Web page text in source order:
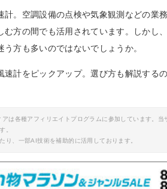
計。空調設備の点検や気象観測などの業
む方の間でも活用されています。しかし
方も多いのではないでしょうか。
速計をピックアップ。選び方も解説する
は各種アフィリエイトプログラムに参加しています。当
。
り、一部AI技術を補助的に活用しております。